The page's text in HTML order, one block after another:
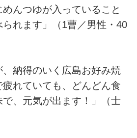
んつゆが入っていること
れます」（1曹／男性・40
、納得のいく広島お好み焼
疲れていても、どんどん食
、元気が出ます！」（士